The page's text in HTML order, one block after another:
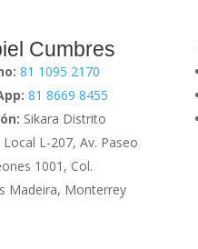
Cumbres
81 1095 2170
81 8669 8455
Sikara Distrito
L-207, Av. Paseo
1001, Col.
Madeira, Monterrey